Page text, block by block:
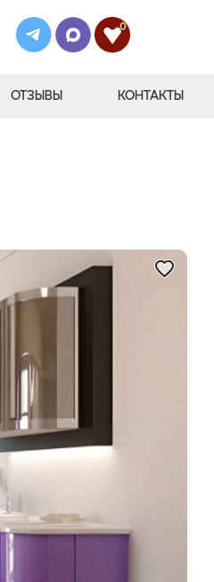
0
ОТЗЫВЫ КОНТАКТЫ